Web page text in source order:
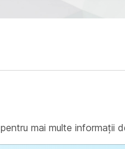
pentru mai multe informații